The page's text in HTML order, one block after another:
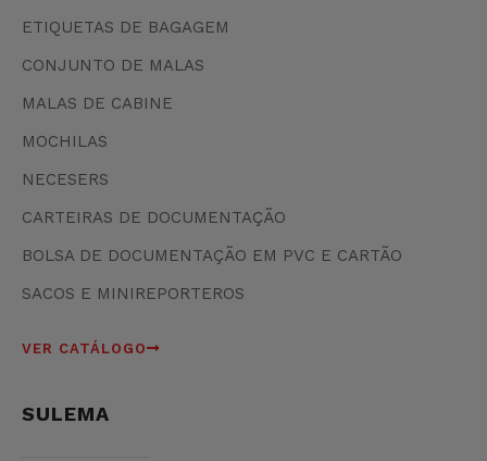
ETIQUETAS DE BAGAGEM
CONJUNTO DE MALAS
MALAS DE CABINE
MOCHILAS
NECESERS
CARTEIRAS DE DOCUMENTAÇÃO
BOLSA DE DOCUMENTAÇÃO EM PVC E CARTÃO
SACOS E MINIREPORTEROS
VER CATÁLOGO
SULEMA